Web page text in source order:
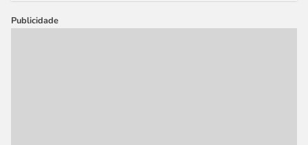
Publicidade